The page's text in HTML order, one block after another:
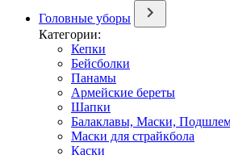
Головные уборы
Категории:
Кепки
Бейсболки
Панамы
Армейские береты
Шапки
Балаклавы, Маски,
Маски для страйкбола
Каски